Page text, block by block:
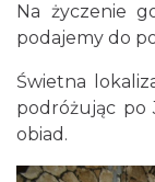
Na życzenie
podajemy do
Świetna
podróżując
obiad.